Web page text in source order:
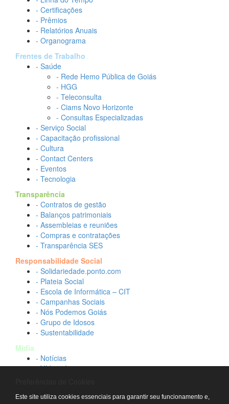
- Certificações
- Prêmios
- Relatórios Anuais
- Organograma
Frentes de Trabalho
- Saúde
- Rede Hemo Pública de Goiás
- HGG
- Teleconsulta
- Ciams Novo Horizonte
- Consultas Especializadas
- Serviço Social
- Capacitação profissional
- Cultura
- Contact Centers
- Eventos
- Tecnologia
Transparência
- Contratos de gestão
- Balanços patrimoniais
- Assembleias e reuniões
- Compras e contratações
- Transparência SES
Responsabilidade Social
- Solidariedade.ponto.com
- Plateia Social
- Escola de Informática – CIT
- Campanhas Sociais
- Nós Podemos Goiás
- Grupo de Idosos
- Sustentabilidade
Mídia
- Notícias
- Vídeos Institucionais
Contato
Este site utiliza cookies essenciais para garantir seu funcionamento e,